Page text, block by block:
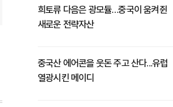
희토류 다음은 광모듈…중국이 움켜쥔
새로운 전략자산
중국산 에어콘을 웃돈 주고 산다...유럽
열광시킨 메이디